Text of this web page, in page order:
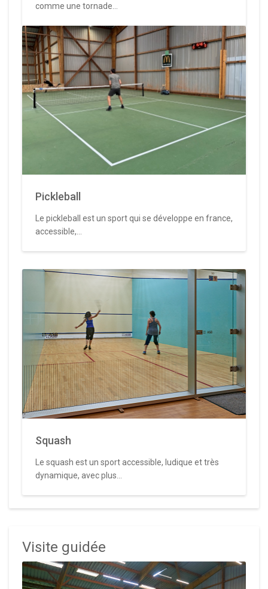
comme une tornade...
Pickleball
Le pickleball est un sport qui se développe en france,
accessible,...
Squash
Le squash est un sport accessible, ludique et très
dynamique, avec plus...
Visite guidée
Le badminton